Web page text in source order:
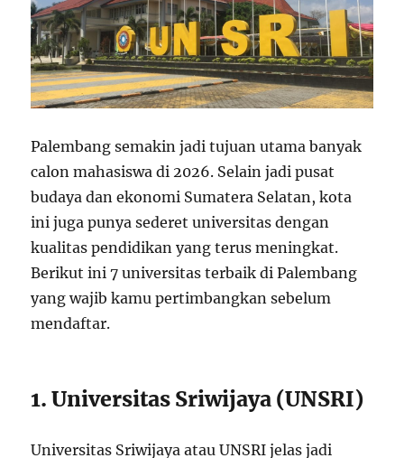
Palembang semakin jadi tujuan utama banyak
calon mahasiswa di 2026. Selain jadi pusat
budaya dan ekonomi Sumatera Selatan, kota
ini juga punya sederet universitas dengan
kualitas pendidikan yang terus meningkat.
Berikut ini 7 universitas terbaik di Palembang
yang wajib kamu pertimbangkan sebelum
mendaftar.
1. Universitas Sriwijaya (UNSRI)
Universitas Sriwijaya atau UNSRI jelas jadi